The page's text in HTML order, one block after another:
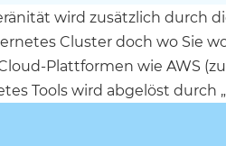
wird zusätzlich durch
Cluster doch wo Sie
Plattformen wie AWS
Tools wird abgelöst durch